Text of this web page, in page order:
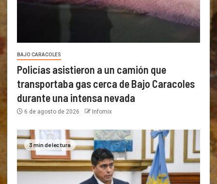
BAJO CARACOLES
Policías asistieron a un camión que
transportaba gas cerca de Bajo Caracoles
durante una intensa nevada
6 de agosto de 2026 Infomix
3 min de lectura